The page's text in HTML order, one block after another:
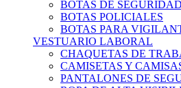
BOTAS DE SEGURIDAD
BOTAS POLICIALES
BOTAS PARA
VESTUARIO LABORAL
CHAQUETAS DE
CAMISETAS Y
PANTALONES DE